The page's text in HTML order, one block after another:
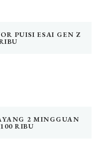
PUISI ESAI GEN Z
2 MINGGUAN
RIBU